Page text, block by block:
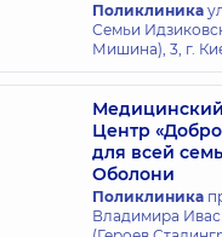
Поликлиника
Семьи
Мишина), 3, г.
Центр
для всей
Оболони
Поликлиника
Владимира